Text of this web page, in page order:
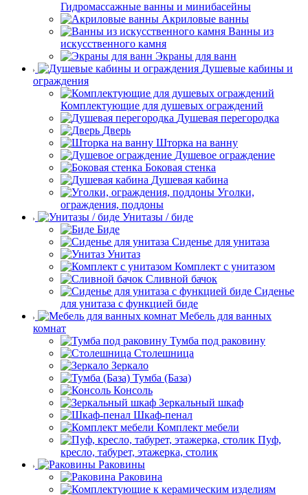
Гидромассажные ванны и минибасейны
Акриловые ванны
Ванны из
искусственного камня
Экраны для ванн
Душевые кабины и
ограждения
Комплектующие для душевых ограждений
Душевая перегородка
Дверь
Шторка на ванну
Душевое ограждение
Боковая стенка
Душевая кабина
Уголки,
ограждения, поддоны
Унитазы / биде
Биде
Сиденье для унитаза
Унитаз
Комплект с унитазом
Сливной бачок
Сиденье
для унитаза с функцией биде
Мебель для ванных
комнат
Тумба под раковину
Столешница
Зеркало
Тумба (База)
Консоль
Зеркальный шкаф
Шкаф-пенал
Комплект мебели
Пуф,
кресло, табурет, этажерка, столик
Раковины
Раковина